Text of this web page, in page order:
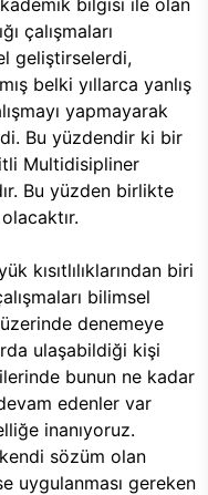
çalışmaları
geliştirselerdi,
belki yıllarca yanlış
yapmayarak
Bu yüzdendir ki bir
Multidisipliner
Bu yüzden birlikte
kısıtlılıklarından biri
bilimsel
denemeye
ulaşabildiği kişi
bunun ne kadar
edenler var
inanıyoruz.
sözüm olan
uygulanması gereken